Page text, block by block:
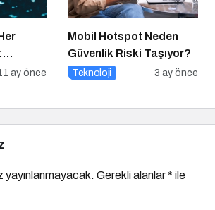
ay önce
Mobil Hotspot Neden
Güvenlik Riski Taşıyor?
Teknoloji 3 ay önce
Gerekli alanlar* ile